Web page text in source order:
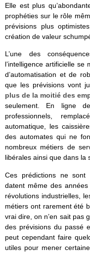
Elle est plus
prophéties sur le rôle
prévisions plus
création de valeur
L’une des
l’intelligence artificielle se
d’automatisation et de
que les prévisions vont
plus de la moitié des
seulement. En ligne
professionnels,
automatique, les
des automates qui ne
nombreux métiers de
libérales ainsi que dans la
Ces prédictions ne sont
datent même des
révolutions industrielles,
métiers ont rarement été
vrai dire, on n’en sait pas
des prévisions du passé
peut cependant faire
utiles pour mener